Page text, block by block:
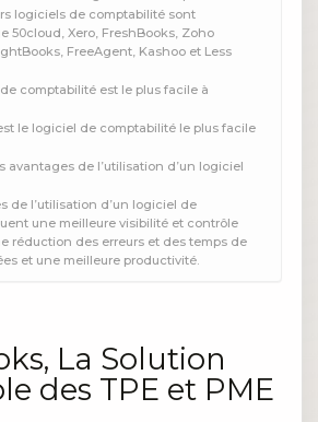
logiciels de comptabilité sont
50cloud, Xero, FreshBooks, Zoho
FreeAgent, Kashoo et Less
comptabilité est le plus facile à
le logiciel de comptabilité le plus facile
avantages de l’utilisation d’un logiciel
de l’utilisation d’un logiciel de
une meilleure visibilité et contrôle
réduction des erreurs et des temps de
et une meilleure productivité.
La Solution
des TPE et PME